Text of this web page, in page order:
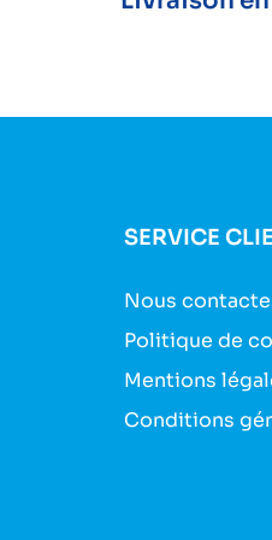
SERVICE
Nous
Politique de
Mentions
Conditions